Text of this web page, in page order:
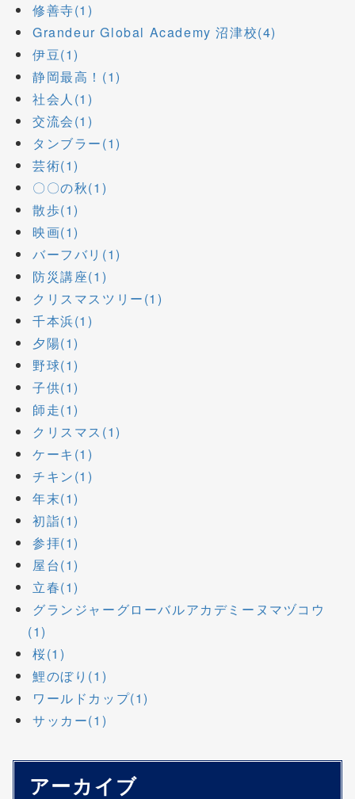
修善寺(1)
Grandeur Global Academy 沼津校(4)
伊豆(1)
静岡最高！(1)
社会人(1)
交流会(1)
タンブラー(1)
芸術(1)
〇〇の秋(1)
散歩(1)
映画(1)
バーフバリ(1)
防災講座(1)
クリスマスツリー(1)
千本浜(1)
夕陽(1)
野球(1)
子供(1)
師走(1)
クリスマス(1)
ケーキ(1)
チキン(1)
年末(1)
初詣(1)
参拝(1)
屋台(1)
立春(1)
グランジャーグローバルアカデミーヌマヅコウ
(1)
桜(1)
鯉のぼり(1)
ワールドカップ(1)
サッカー(1)
アーカイブ